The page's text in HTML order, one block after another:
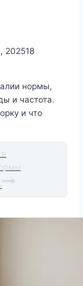
202518
нормы,
и частота.
и что